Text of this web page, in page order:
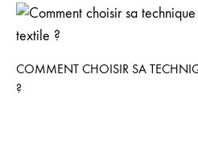
COMMENT CHOISIR SA
?